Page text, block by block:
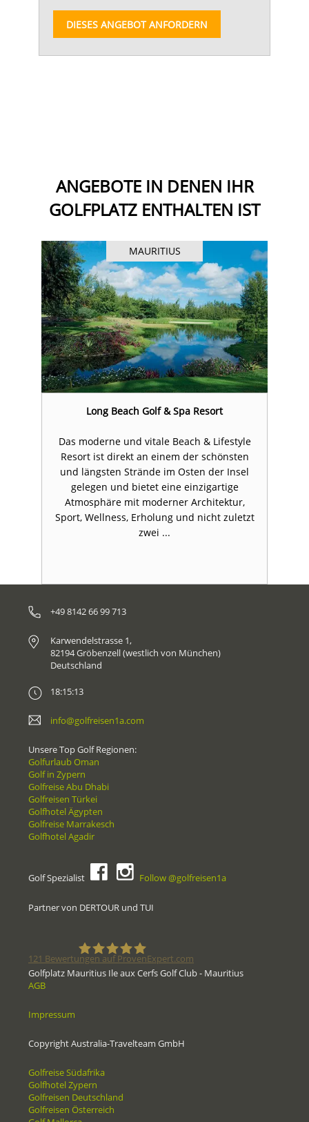
DIESES ANGEBOT ANFORDERN
ANGEBOTE IN DENEN IHR
GOLFPLATZ ENTHALTEN IST
MAURITIUS
Long Beach Golf & Spa Resort
Das moderne und vitale Beach & Lifestyle
Resort ist direkt an einem der schönsten
und längsten Strände im Osten der Insel
gelegen und bietet eine einzigartige
Atmosphäre mit moderner Architektur,
Sport, Wellness, Erholung und nicht zuletzt
zwei ...
+49 8142 66 99 713
Karwendelstrasse 1,
82194 Gröbenzell (westlich von München)
Deutschland
18:15:13
info@golfreisen1a.com
Unsere Top Golf Regionen:
Golfurlaub Oman
Golf in Zypern
Golfreise Abu Dhabi
Golfreisen Türkei
Golfhotel Ägypten
Golfreise Marrakesch
Golfhotel Agadir
Golf Spezialist Follow @golfreisen1a
Partner von DERTOUR und TUI
121 Bewertungen auf ProvenExpert.com
Golfplatz Mauritius Ile aux Cerfs Golf Club - Mauritius
AGB
Impressum
Copyright Australia-Travelteam GmbH
Golfreise Südafrika
Golfhotel Zypern
Golfreisen Deutschland
Golfreisen Österreich